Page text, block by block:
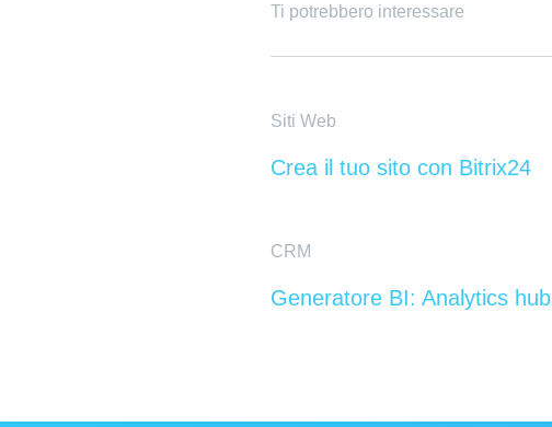
Ti potrebbero interessare
Siti Web
Crea il tuo sito con Bitrix24
CRM
Generatore BI: Analytics hub